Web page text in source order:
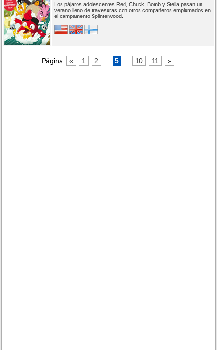
Los pájaros adolescentes Red, Chuck, Bomb y Stella pasan un
verano lleno de travesuras con otros compañeros emplumados en
el campamento Splinterwood.
Página « 1 2 5 10 11 »